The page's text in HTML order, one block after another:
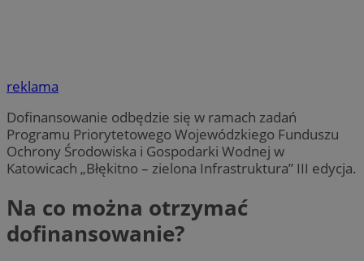
reklama
Dofinansowanie odbędzie się w ramach zadań
Programu Priorytetowego Wojewódzkiego Funduszu
Ochrony Środowiska i Gospodarki Wodnej w
Katowicach „Błękitno – zielona Infrastruktura” III edycja.
Na co można otrzymać
dofinansowanie?